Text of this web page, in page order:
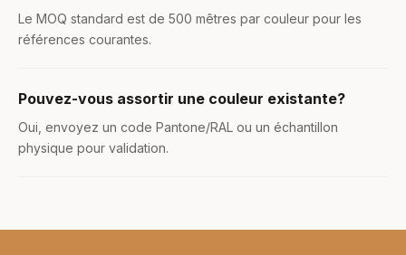
Le MOQ standard est de 500 mêtres par couleur pour les
références courantes.
Pouvez-vous assortir une couleur existante?
Oui, envoyez un code Pantone/RAL ou un échantillon
physique pour validation.